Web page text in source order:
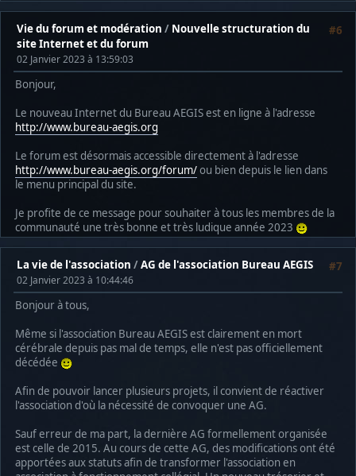
#6
Vie du forum et modération / Nouvelle structuration du
site Internet et du forum
02 Janvier 2023 à 13:59:03
Bonjour,
Le nouveau Internet du Bureau AEGIS est en ligne à l'adresse
http://www.bureau-aegis.org
Le forum est désormais accessible directement à l'adresse
http://www.bureau-aegis.org/forum/ou bien depuis le lien dans
le menu principal du site.
Je profite de ce message pour souhaiter à tous les membres de la
communauté une très bonne et très ludique année 2023
#7
La vie de l'association /AG de l'association Bureau AEGIS
02 Janvier 2023 à 10:44:46
Bonjour à tous,
Même si l'association Bureau AEGIS est clairement en mort
cérébrale depuis pas mal de temps, elle n'est pas officiellement
décédée
Afin de pouvoir lancer plusieurs projets, il convient de réactiver
l'association d'où la nécessité de convoquer une AG.
Sauf erreur de ma part, la dernière AG formellement organisée
est celle de 2015. Au cours de cette AG, des modifications ont été
apportées aux statuts afin de transformer l'association en